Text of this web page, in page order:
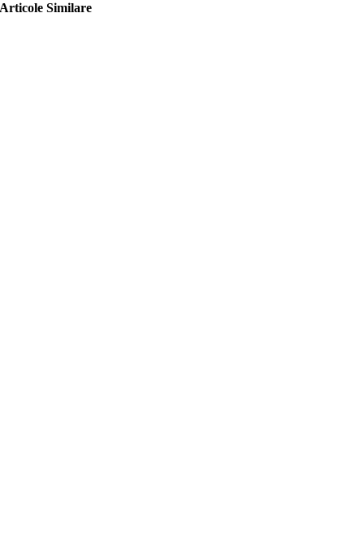
Articole Similare